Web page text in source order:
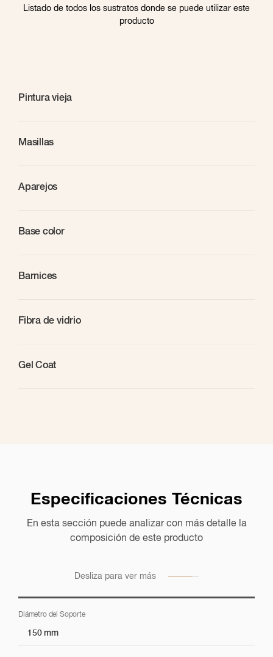
Listado de todos los sustratos donde se puede utilizar este
producto
Pintura vieja
Masillas
Aparejos
Base color
Barnices
Fibra de vidrio
Gel Coat
Sugerencias de Aplicación
Lijado / Preparación
Especificaciones Técnicas
En esta sección puede analizar con más detalle la
composición de este producto
Desliza para ver más
Diámetro del Soporte
150 mm